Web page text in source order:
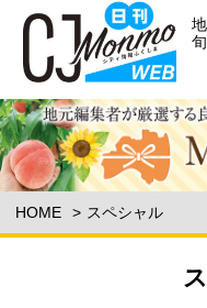
HOME スペシャル